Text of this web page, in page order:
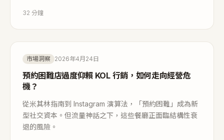
章」實戰策略。
32 分鐘
市場洞察 2026年4月24日
預約困難店過度仰賴 KOL 行銷，如何走向經營危
機？
從米其林指南到 Instagram 演算法，「預約困難」成為新
型社交資本。但流量神話之下，這些餐廳正面臨結構性衰
退的風險。